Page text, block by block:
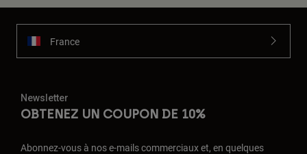
France
Newsletter
OBTENEZ UN COUPON DE 10%
Abonnez-vous à nos e-mails commerciaux et, en quelques